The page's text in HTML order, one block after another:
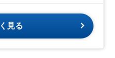
見る